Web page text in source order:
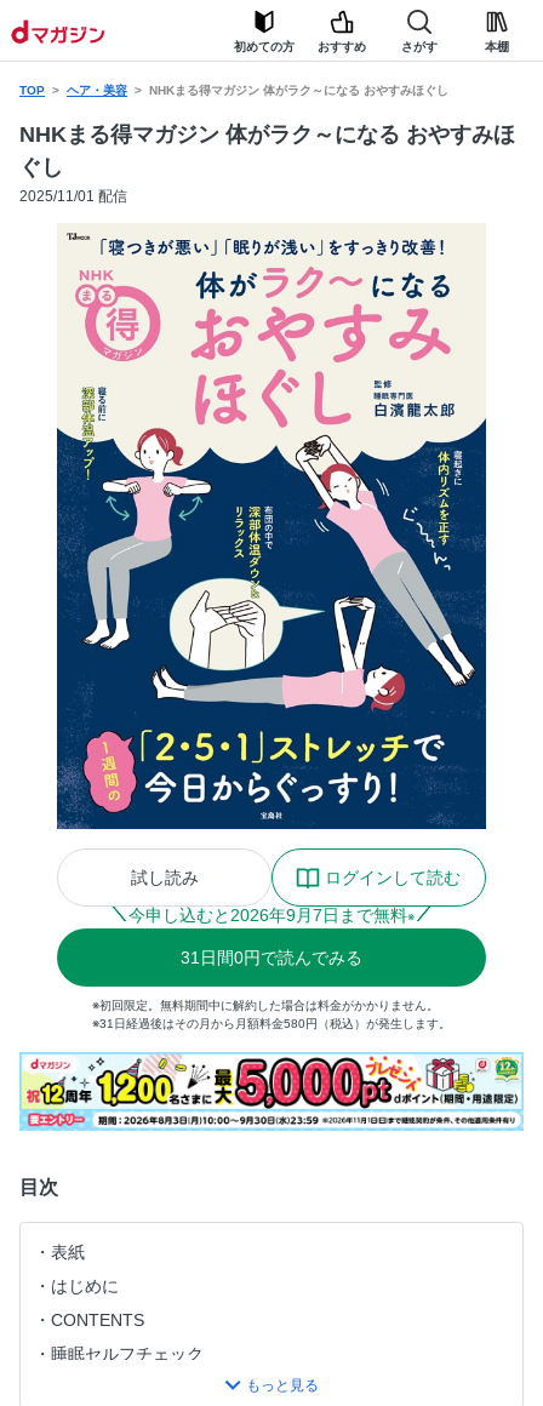
初めての方 おすすめ さがす 本棚
TOP ヘア・美容 NHKまる得マガジン 体がラク～になる おやすみほぐし
NHKまる得マガジン 体がラク～になる おやすみほ
ぐし
2025/11/01 配信
試し読み
ログインして読む
今申し込むと 2026年9月7日まで無料※
31 日間0円で読んでみる
※初回限定。無料期間中に解約した場合は料金がかかりません。
※31日経過後はその月から月額料金580円（税込）が発生します。
目次
表紙
はじめに
CONTENTS
睡眠セルフチェック
序章 1週間おやすみほぐし2・5・1ストレッチ